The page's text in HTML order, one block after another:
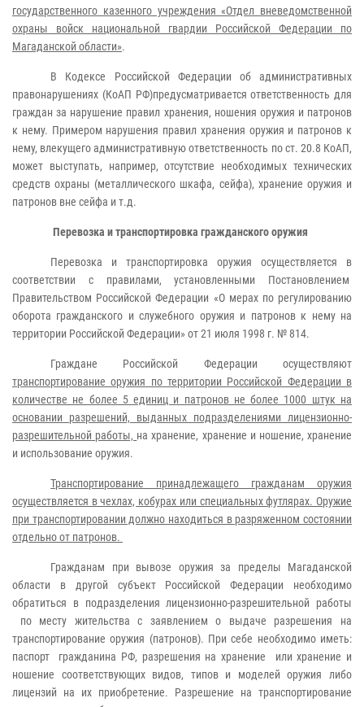
государственного казенного учреждения «Отдел вневедомственной
охраны войск национальной гвардии Российской Федерации по
Магаданской области».
В Кодексе Российской Федерации об административных
правонарушениях (КоАП РФ)предусматривается ответственность для
граждан за нарушение правил хранения, ношения оружия и патронов
к нему. Примером нарушения правил хранения оружия и патронов к
нему, влекущего административную ответственность по ст. 20.8 КоАП,
может выступать, например, отсутствие необходимых технических
средств охраны (металлического шкафа, сейфа), хранение оружия и
патронов вне сейфа и т.д.
Перевозка и транспортировка гражданского оружия
Перевозка и транспортировка оружия осуществляется в
соответствии с правилами, установленными Постановлением
Правительством Российской Федерации «О мерах по регулированию
оборота гражданского и служебного оружия и патронов к нему на
территории Российской Федерации» от 21 июля 1998 г. № 814.
Граждане Российской Федерации осуществляют
транспортирование оружия по территории Российской Федерации в
количестве не более 5 единиц и патронов не более 1000 штук на
основании разрешений, выданных подразделениями лицензионно-
разрешительной работы, на хранение, хранение и ношение, хранение
и использование оружия.
Транспортирование принадлежащего гражданам оружия
осуществляется в чехлах, кобурах или специальных футлярах. Оружие
при транспортировании должно находиться в разряженном состоянии
отдельно от патронов.
Гражданам при вывозе оружия за пределы Магаданской
области в другой субъект Российской Федерации необходимо
обратиться в подразделения лицензионно-разрешительной работы
по месту жительства с заявлением о выдаче разрешения на
транспортирование оружия (патронов). При себе необходимо иметь:
паспорт гражданина РФ, разрешения на хранение или хранение и
ношение соответствующих видов, типов и моделей оружия либо
лицензий на их приобретение. Разрешение на транспортирование